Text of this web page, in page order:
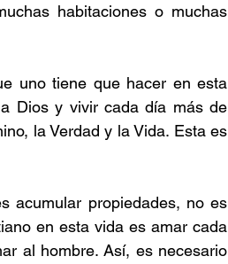
habitaciones o muchas
uno tiene que hacer en esta
Dios y vivir cada día más de
la Verdad y la Vida. Esta es
acumular propiedades, no es
en esta vida es amar cada
al hombre. Así, es necesario